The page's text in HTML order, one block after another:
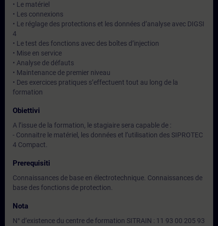
• Le matériel
• Les connexions
• Le réglage des protections et les données d’analyse avec DIGSI
4
• Le test des fonctions avec des boîtes d’injection
• Mise en service
• Analyse de défauts
• Maintenance de premier niveau
• Des exercices pratiques s’effectuent tout au long de la
formation
Obiettivi
A l’issue de la formation, le stagiaire sera capable de :
- Connaitre le matériel, les données et l’utilisation des SIPROTEC
4 Compact.
Prerequisiti
Connaissances de base en électrotechnique. Connaissances de
base des fonctions de protection.
Nota
N° d’existence du centre de formation SITRAIN : 11 93 00 205 93